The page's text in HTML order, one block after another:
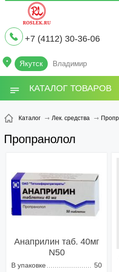
+7 (4112) 30-36-06
Якутск Владимир
КАТАЛОГ ТОВАРОВ
Каталог Лек. средства
Пропранолол
Анаприлин таб. 40мг
N50
В упаковке
50